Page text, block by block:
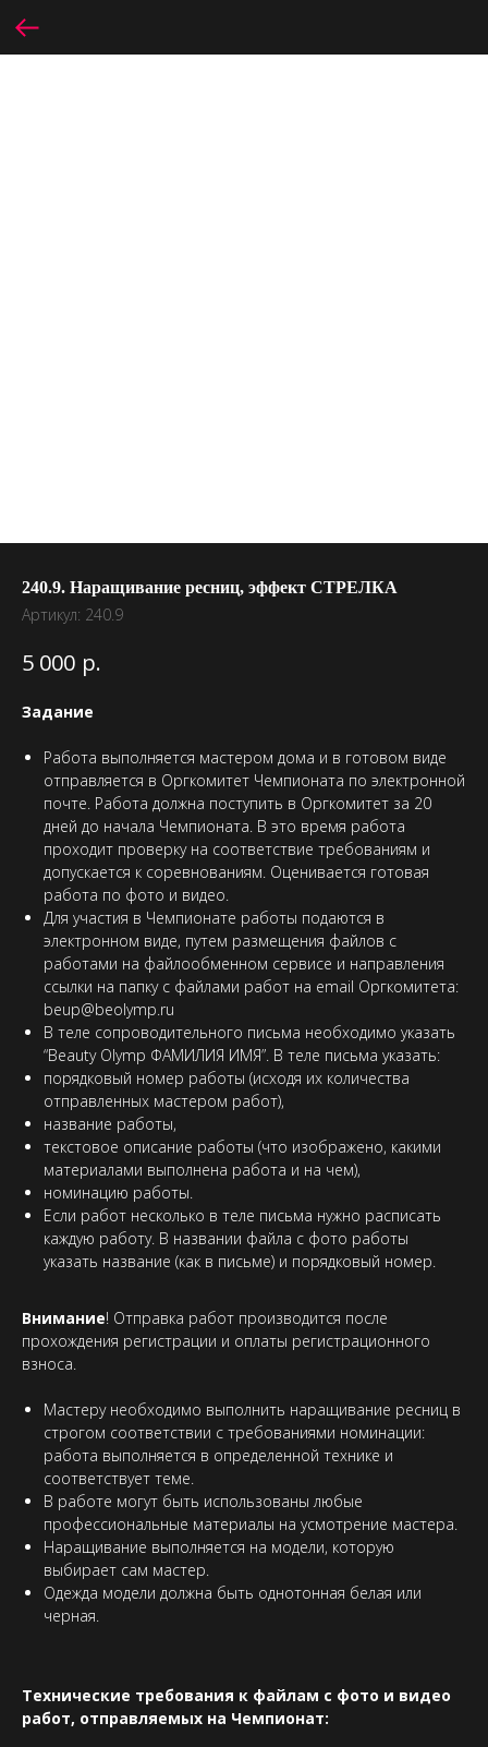
240.9. Наращивание ресниц, эффект СТРЕЛКА
Артикул: 240.9
5 000 р.
Задание
Работа выполняется мастером дома и в готовом виде
отправляется в Оргкомитет Чемпионата по электронной
почте. Работа должна поступить в Оргкомитет за 20
дней до начала Чемпионата. В это время работа
проходит проверку на соответствие требованиям и
допускается к соревнованиям. Оценивается готовая
работа по фото и видео.
Для участия в Чемпионате работы подаются в
электронном виде, путем размещения файлов с
работами на файлообменном сервисе и направления
ссылки на папку с файлами работ на email Оргкомитета:
beup@beolymp.ru
В теле сопроводительного письма необходимо указать
“Beauty Olymp ФАМИЛИЯ ИМЯ”. В теле письма указать:
порядковый номер работы (исходя их количества
отправленных мастером работ),
название работы,
текстовое описание работы (что изображено, какими
материалами выполнена работа и на чем),
номинацию работы.
Если работ несколько в теле письма нужно расписать
каждую работу. В названии файла с фото работы
указать название (как в письме) и порядковый номер.
Внимание! Отправка работ производится после
прохождения регистрации и оплаты регистрационного
взноса.
Мастеру необходимо выполнить наращивание ресниц в
строгом соответствии с требованиями номинации:
работа выполняется в определенной технике и
соответствует теме.
В работе могут быть использованы любые
профессиональные материалы на усмотрение мастера.
Наращивание выполняется на модели, которую
выбирает сам мастер.
Одежда модели должна быть однотонная белая или
черная.
Технические требования к файлам с фото и видео
работ, отправляемых на Чемпионат: